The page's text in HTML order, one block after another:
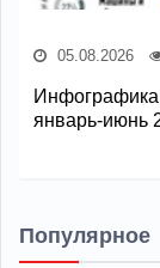
05.08.2026
январь-июнь
Популярное